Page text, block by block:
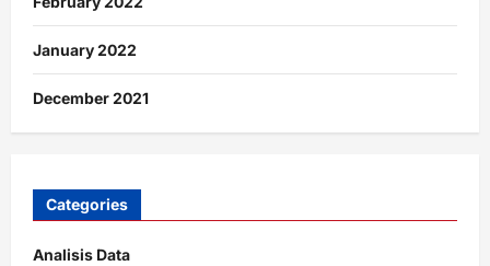
January 2022
December 2021
Categories
Analisis Data